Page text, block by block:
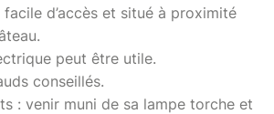
d’accès et situé à proximité
peut être utile.
conseillés.
: venir muni de sa lampe torche et